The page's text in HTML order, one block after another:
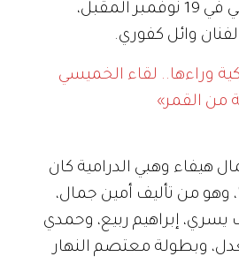
في الإمارات بمدينة دبي في 19 نوفمبر المقبل،
وائل كفوري.
وراءها.. لقاء الخميسي
القمر»
هيفاء وهبي الدرامية كان
من تأليف أمين جمال،
إبراهيم ربيع، وحمدي
وبطولة معتصم النهار